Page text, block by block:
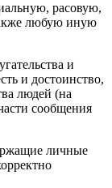
расовую,
любую иную
и
и достоинство,
людей (на
сообщения
личные